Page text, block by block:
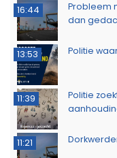
16:44
Probleem
dan
13:53 Politie
11:39
Politie
11:21